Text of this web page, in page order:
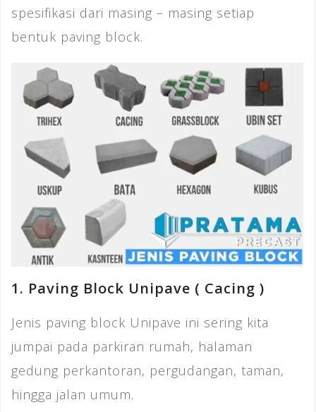
spesifikasi dari masing – masing setiap
bentuk paving block.
1. Paving Block Unipave ( Cacing )
Jenis paving block Unipave ini sering kita
jumpai pada parkiran rumah, halaman
gedung perkantoran, pergudangan, taman,
hingga jalan umum.